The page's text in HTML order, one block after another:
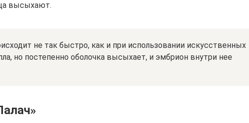
высыхают.
не так быстро, как и при использовании искусственных
но постепенно оболочка высыхает, и эмбрион внутри нее